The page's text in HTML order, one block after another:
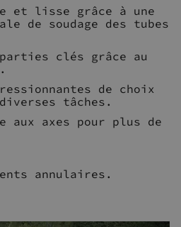
et lisse grâce à une
de soudage des tubes
clés grâce au
de choix
tâches.
aux axes pour plus de
annulaires.